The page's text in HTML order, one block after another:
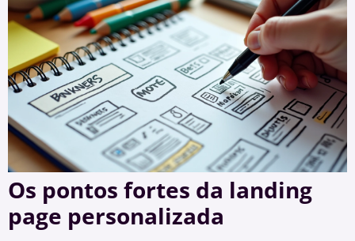
Os pontos fortes da landing
page personalizada